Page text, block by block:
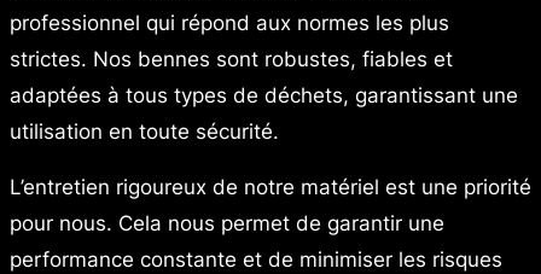
professionnel qui répond aux normes les plus
strictes. Nos bennes sont robustes, fiables et
adaptées à tous types de déchets, garantissant une
utilisation en toute sécurité.
L’entretien rigoureux de notre matériel est une priorité
pour nous. Cela nous permet de garantir une
performance constante et de minimiser les risques